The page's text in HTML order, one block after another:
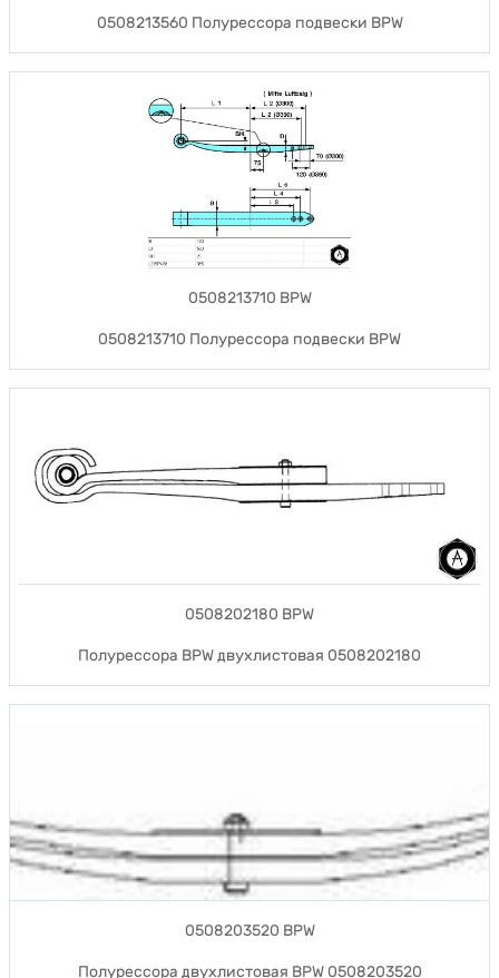
0508213560 Полурессора подвески BPW
0508213710 BPW
0508213710 Полурессора подвески BPW
0508202180 BPW
Полурессора BPW двухлистовая 0508202180
0508203520 BPW
Полурессора двухлистовая BPW 0508203520